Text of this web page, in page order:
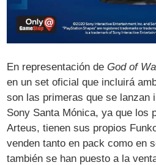
En representación deGod of
en un set oficial que incluirá
son las primeras que se lanzan
Sony Santa Mónica, ya que los
Arteus, tienen sus propios
venden tanto en pack como en
también se han puesto a la